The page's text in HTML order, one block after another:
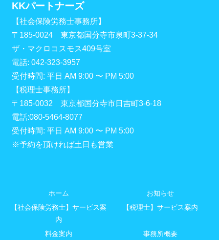
KKパートナーズ
【社会保険労務士事務所】
〒185-0024 東京都国分寺市泉町3-37-34
ザ・マクロコスモス409号室
電話: 042-323-3957
受付時間: 平日 AM 9:00 〜 PM 5:00
【税理士事務所】
〒185-0032 東京都国分寺市日吉町3-6-18
電話:080-5464-8077
受付時間: 平日 AM 9:00 〜 PM 5:00
※予約を頂ければ土日も営業
ホーム
お知らせ
【社会保険労務士】サービス案
内
【税理士】サービス案内
料金案内 事務所概要